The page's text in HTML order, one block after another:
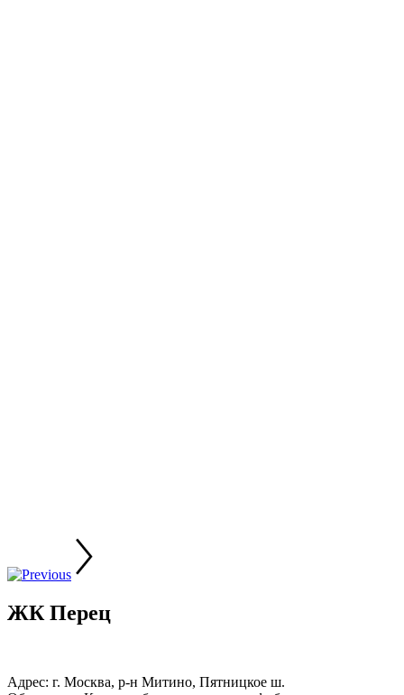
ЖК Перец
Адрес: г. Москва, р-н Митино, Пятницкое ш.